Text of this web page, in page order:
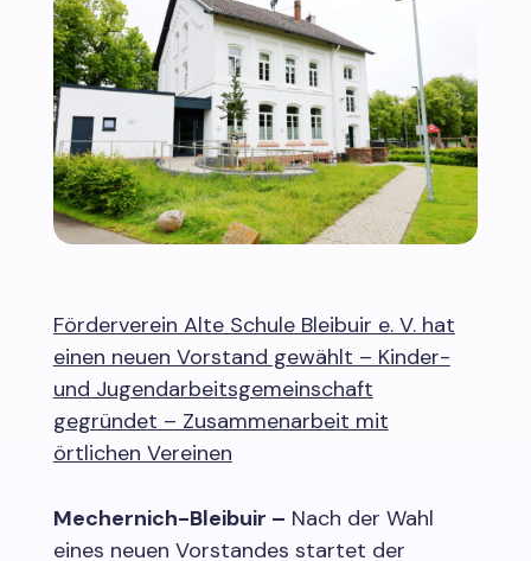
Förderverein Alte Schule Bleibuir e. V. hat
einen neuen Vorstand gewählt – Kinder-
und Jugendarbeitsgemeinschaft
gegründet – Zusammenarbeit mit
örtlichen Vereinen
Mechernich-Bleibuir – Nach der Wahl
eines neuen Vorstandes startet der